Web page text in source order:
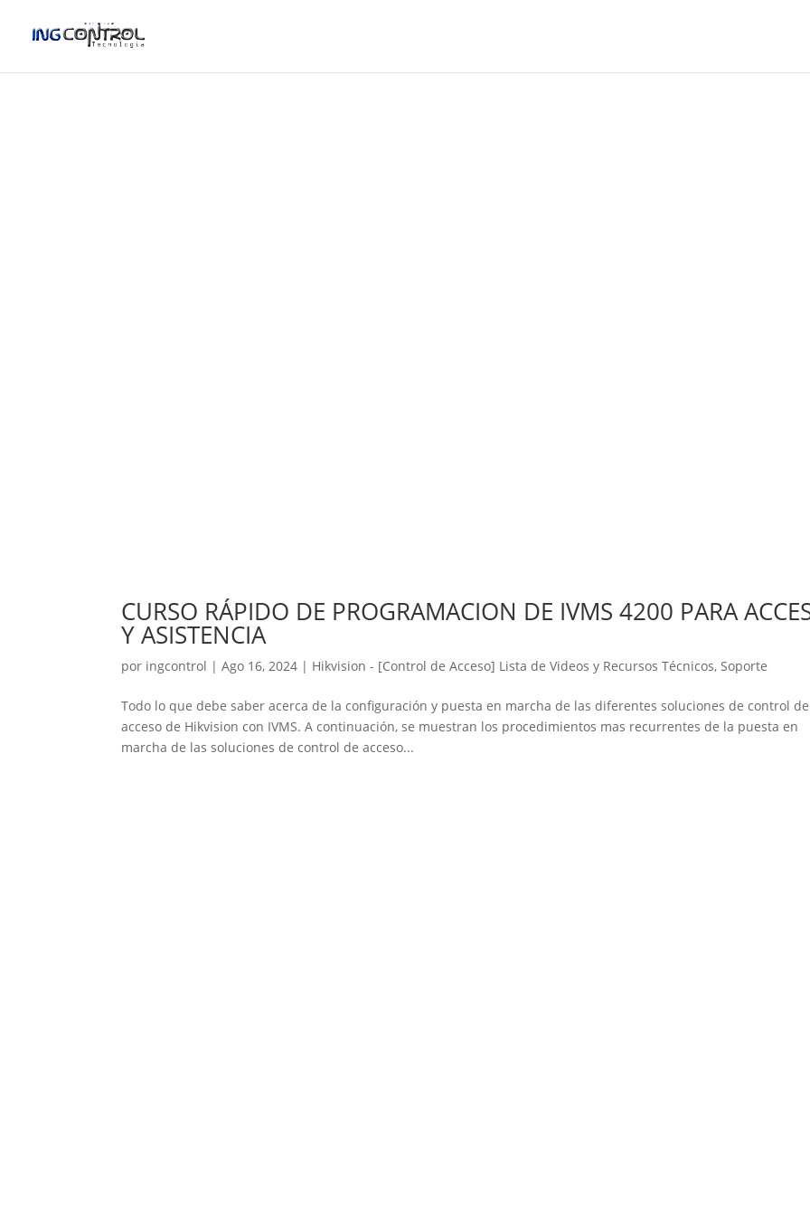
CURSO RÁPIDO DE PROGRAMACION DE IVMS 4200 PARA
Y ASISTENCIA
por ingcontrol |Ago 16, 2024 | Hikvision - [Control de Acceso] Lista de Videos y Recursos Técnicos, Soporte
Todo lo que debe saber acerca de la configuración y puesta en marcha de las diferentes soluciones de control de
acceso de Hikvision con IVMS. A continuación, se muestran los procedimientos mas recurrentes de la puesta en
marcha de las soluciones de control de acceso...